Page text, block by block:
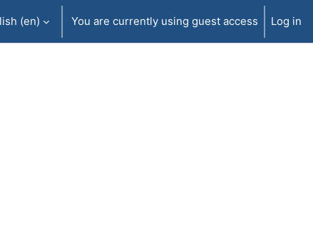
‎(en)‎ You are currently using guest access Log in